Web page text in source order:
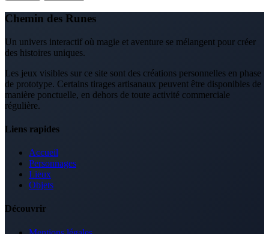
Chemin des Runes
Un univers interactif où magie et aventure se mélangent pour créer
des histoires uniques.
Les jeux visibles sur ce site sont des créations personnelles en phase
de prototype. Certains tirages artisanaux peuvent être disponibles de
manière ponctuelle, en dehors de toute activité commerciale
régulière.
Liens rapides
Accueil
Personnages
Lieux
Objets
Découvrir